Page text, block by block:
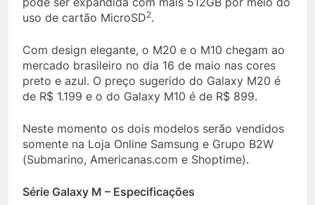
uso de cartão MicroSD2.
Com design elegante, o M20 e o M10 chegam ao
mercado brasileiro no dia 16 de maio nas cores
preto e azul. O preço sugerido do Galaxy M20 é
de R$ 1.199 e o do Galaxy M10 é de R$ 899.
Neste momento os dois modelos serão vendidos
somente na Loja Online Samsung e Grupo B2W
(Submarino, Americanas.com e Shoptime).
Série Galaxy M – Especificações